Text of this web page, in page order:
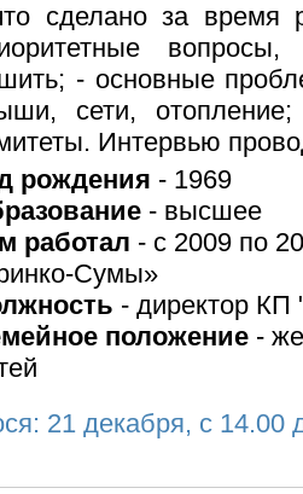
сделано за
- основные
сети,
Интервью
рождения - 1969
- высшее
работал - c 2009 по
Сумы»
- директор
положение -
21 декабря, с 14.00